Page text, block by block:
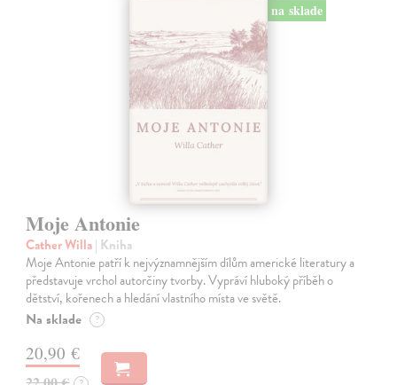
na sklade
Moje Antonie
Cather Willa| Kniha
Moje Antonie patří k nejvýznamnějším dílům americké literatury a
představuje vrchol autorčiny tvorby. Vypráví hluboký příběh o
dětství, kořenech a hledání vlastního místa ve světě.
Na sklade ?
20,90 €